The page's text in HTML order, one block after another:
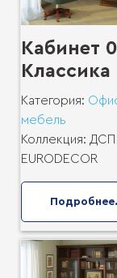
Кабинет
Классика
Категория:
мебель
Коллекция: ДСП
EURODECOR